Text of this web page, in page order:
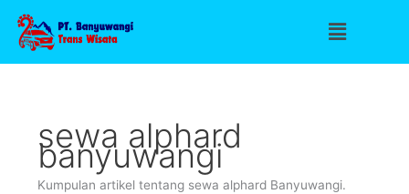
konten
Menu
sewa alphard
banyuwangi
Kumpulan artikel tentang sewa alphard Banyuwangi.